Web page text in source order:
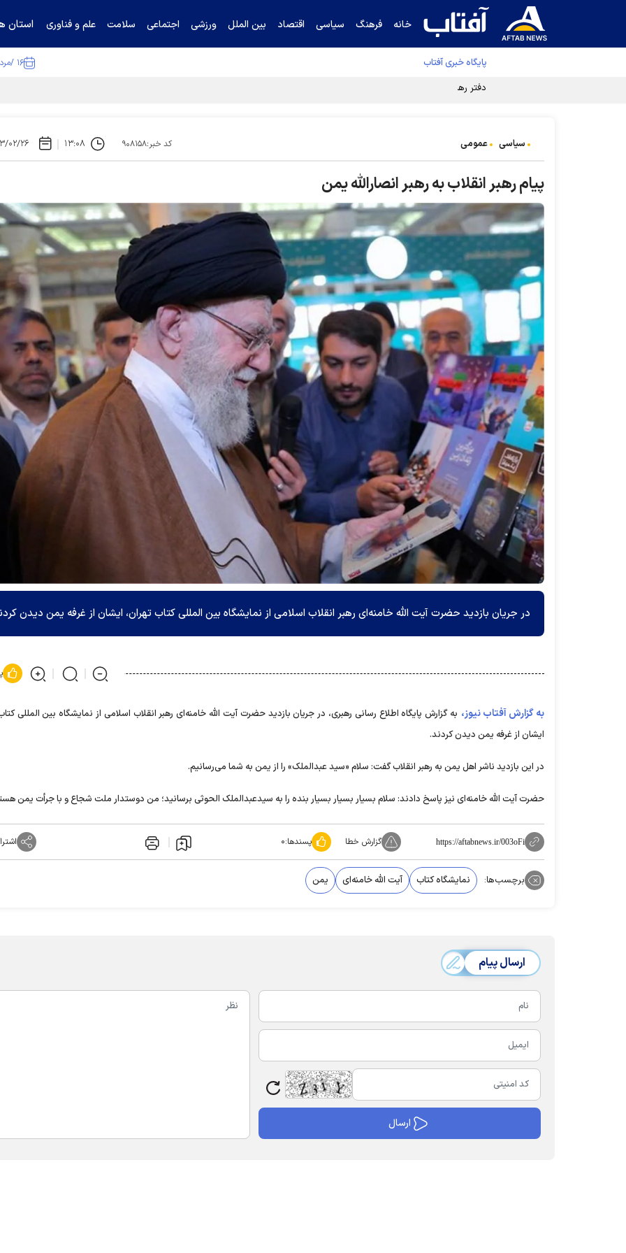
خانه فرهنگ سیاسی اقتصاد بین الملل ورزشی اجتماعی سلامت علم و فناوری استان
پایگاه خبری آفتاب ۱۶ /مرداد /۱۴۰۵
دفتر رهبر انقلاب ادعای خرازی درباره پزشکیان را تکذیب کرد
سیاسی عمومی کد خبر:۹۰۸۱۵۸ ۱۳:۰۸ ۱۴۰۳/
پیام رهبر انقلاب به رهبر انصارالله یمن
در جریان بازدید حضرت آیت الله خامنه‌ای رهبر انقلاب اسلامی از نمایشگاه بین المللی کتاب تهران، ایشان از غرفه یمن دیدن
به گزارش آفتاب نیوز، به گزارش پایگاه اطلاع رسانی رهبری، در جریان بازدید حضرت آیت الله خامنه‌ای رهبر انقلاب اسلامی از نمایشگاه بین المللی
ایشان از غرفه یمن دیدن کردند.
در این بازدید ناشر اهل یمن به رهبر انقلاب گفت: سلام «سید عبدالملک» را از یمن به شما می‌رسانیم.
حضرت آیت الله خامنه‌ای نیز پاسخ دادند: سلام بسیار بسیار بسیار بنده را به سیدعبدالملک الحوثی برسانید؛ من دوستدار ملت شجاع و با جرأت یمن
https://aftabnews.ir/003oFi گزارش خطا پسندها:۰
برچسب‌ها: نمایشگاه کتاب‌ آیت الله خامنه‌ای یمن
ارسال پیام